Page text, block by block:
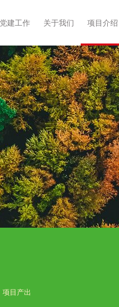
党建工作 关于我们 项目介绍
项目产出